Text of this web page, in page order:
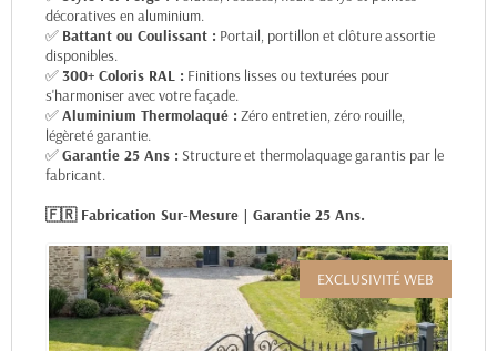
décoratives en aluminium.
✅ Battant ou Coulissant : Portail, portillon et clôture assortie
disponibles.
✅300+ Coloris RAL : Finitions lisses ou texturées pour
s'harmoniser avec votre façade.
✅Aluminium Thermolaqué : Zéro entretien, zéro rouille,
légèreté garantie.
✅Garantie 25 Ans : Structure et thermolaquage garantis par le
fabricant.
🇫🇷 Fabrication Sur-Mesure | Garantie 25 Ans.
EXCLUSIVITÉ WEB